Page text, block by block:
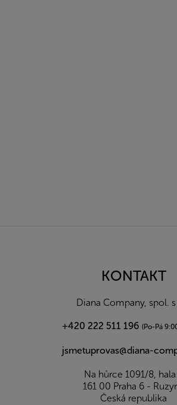
KONTAKT
Diana Company, spol. s
+420 222 511 196 (Po-Pá
jsmetuprovas@diana-
Na hůrce 1091/8,
161 00 Praha 6 -
Česká republika